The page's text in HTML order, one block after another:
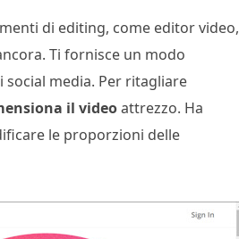
di editing, come editor video,
Ti fornisce un modo
media. Per ritagliare
il videoattrezzo. Ha
le proporzioni delle